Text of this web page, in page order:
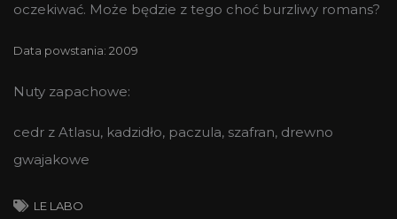
oczekiwać. Może będzie z tego choć burzliwy romans?
Data powstania: 2009
Nuty zapachowe:
cedr z Atlasu, kadzidło, paczula, szafran, drewno
gwajakowe
LE LABO